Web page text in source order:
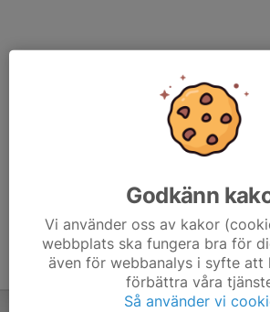
Godkänn
Vi använder oss av kakor
webbplats ska fungera bra för
även för webbanalys i syfte att
förbättra våra
Så använder vi